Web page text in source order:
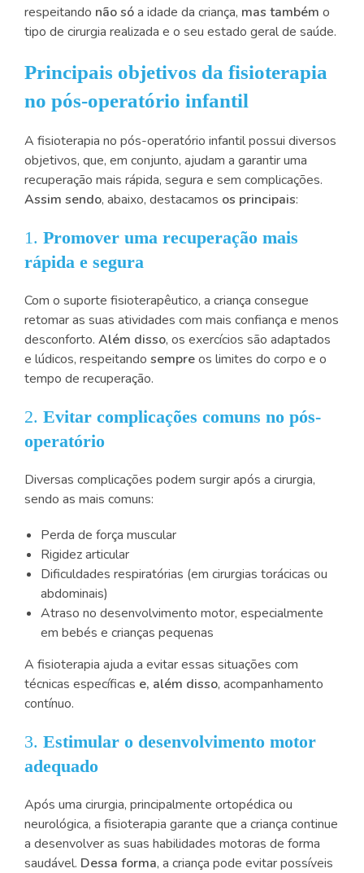
respeitando não sóa idade da criança, mas também o
tipo de cirurgia realizada e o seu estado geral de saúde.
Principais objetivos da fisioterapia
no pós-operatório infantil
A fisioterapia no pós-operatório infantil possui diversos
objetivos, que, em conjunto, ajudam a garantir uma
recuperação mais rápida, segura e sem complicações.
Assim sendo, abaixo, destacamos os principais:
1. Promover uma recuperação mais
rápida e segura
Com o suporte fisioterapêutico, a criança consegue
retomar as suas atividades com mais confiança e menos
desconforto. Além disso, os exercícios são adaptados
e lúdicos, respeitando sempreos limites do corpo e o
tempo de recuperação.
2. Evitar complicações comuns no pós-
operatório
Diversas complicações podem surgir após a cirurgia,
sendo as mais comuns:
Perda de força muscular
Rigidez articular
Dificuldades respiratórias (em cirurgias torácicas ou
abdominais)
Atraso no desenvolvimento motor, especialmente
em bebés e crianças pequenas
A fisioterapia ajuda a evitar essas situações com
técnicas específicas e, além disso, acompanhamento
contínuo.
3. Estimular o desenvolvimento motor
adequado
Após uma cirurgia, principalmente ortopédica ou
neurológica, a fisioterapia garante que a criança continue
a desenvolver as suas habilidades motoras de forma
saudável. Dessa forma, a criança pode evitar possíveis